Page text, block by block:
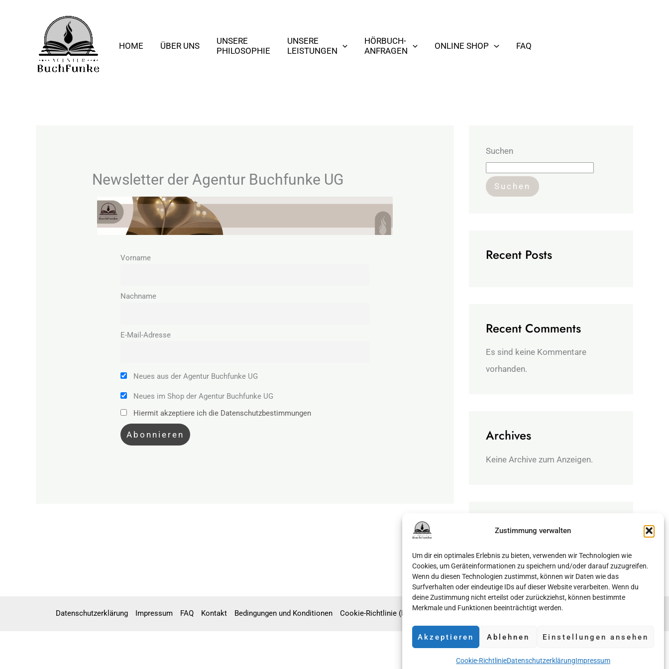
Zustimmung verwalten
Um dir ein optimales Erlebnis zu bieten, verwenden wir Technologien wie
Cookies, um Geräteinformationen zu speichern und/oder darauf zuzugreifen.
Wenn du diesen Technologien zustimmst, können wir Daten wie das
Surfverhalten oder eindeutige IDs auf dieser Website verarbeiten. Wenn du
deine Zustimmung nicht erteilst oder zurückziehst, können bestimmte
Merkmale und Funktionen beeinträchtigt werden.
Akzeptieren Ablehnen Einstellungen ansehen
Cookie-RichtlinieDatenschutzerklärungImpressum
HOME ÜBER UNS
UNSERE
PHILOSOPHIE
UNSERE
LEISTUNGEN
HÖRBUCH-
ANFRAGEN
ONLINE SHOP FAQ
Newsletter der Agentur Buchfunke UG
Vorname
Nachname
E-Mail-Adresse
Neues aus der Agentur Buchfunke UG
Neues im Shop der Agentur Buchfunke UG
Hiermit akzeptiere ich die Datenschutzbestimmungen
Suchen
Suchen
Recent Posts
Recent Comments
Es sind keine Kommentare
vorhanden.
Archives
Keine Archive zum Anzeigen.
Categories
Datenschutzerklärung Impressum FAQ Kontakt Bedingungen und Konditionen Cookie-Richtlinie (EU) Newsletter der Agentur Buchfunke UG
Copyright ©2024 Agentur Buchfunke